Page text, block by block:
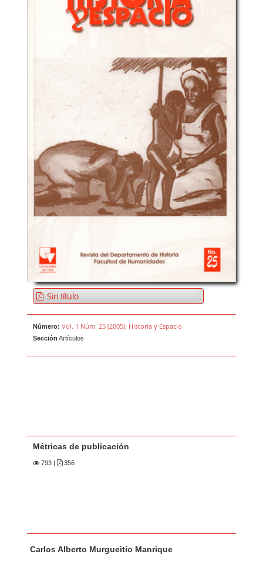
Sin título
Número: Vol. 1 Núm. 25 (2005): Historia y Espacio
Sección Artículos
Métricas de publicación
793 | 356
u
Carlos Alberto Murgueitio Manrique